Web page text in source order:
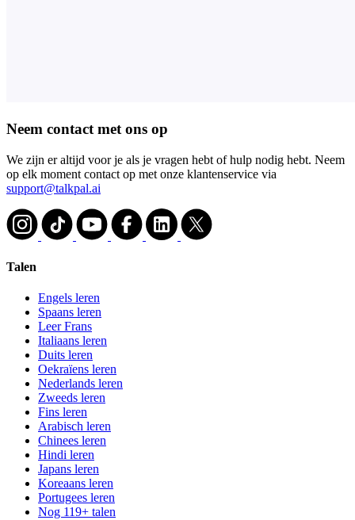
Neem contact met ons op
We zijn er altijd voor je als je vragen hebt of hulp nodig hebt. Neem
op elk moment contact op met onze klantenservice via
support@talkpal.ai
Talen
Engels leren
Spaans leren
Leer Frans
Italiaans leren
Duits leren
Oekraïens leren
Nederlands leren
Zweeds leren
Fins leren
Arabisch leren
Chinees leren
Hindi leren
Japans leren
Koreaans leren
Portugees leren
Nog 119+ talen